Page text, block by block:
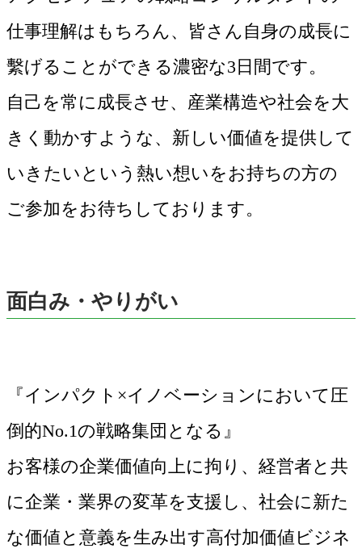
仕事理解はもちろん、皆さん自身の成長に
繫げることができる濃密な3日間です。
自己を常に成長させ、産業構造や社会を大
きく動かすような、新しい価値を提供して
いきたいという熱い想いをお持ちの方の
ご参加をお待ちしております。
面白み・やりがい
『インパクト×イノベーションにおいて圧
倒的No.1の戦略集団となる』
お客様の企業価値向上に拘り、経営者と共
に企業・業界の変革を支援し、社会に新た
な価値と意義を生み出す高付加価値ビジネ